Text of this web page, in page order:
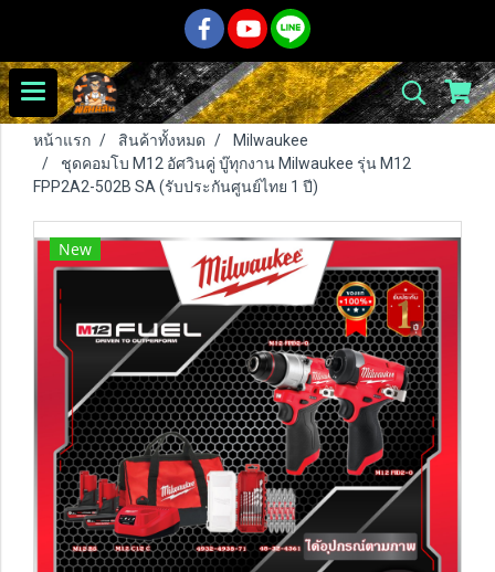
หน้าแรก สินค้าทั้งหมด
Milwaukee
ชุดคอมโบ M12 อัศวินคู่ บู๊ทุกงาน Milwaukee รุ่น M12
FPP2A2-502B SA (รับประกันศูนย์ไทย 1 ปี)
New